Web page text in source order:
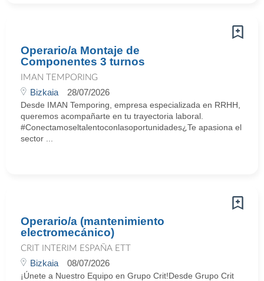
Operario/a Montaje de
Componentes 3 turnos
IMAN TEMPORING
Bizkaia 28/07/2026
Desde IMAN Temporing, empresa especializada en RRHH,
queremos acompañarte en tu trayectoria laboral.
#Conectamoseltalentoconlasoportunidades¿Te apasiona el
sector ...
Operario/a (mantenimiento
electromecánico)
CRIT INTERIM ESPAÑA ETT
Bizkaia 08/07/2026
¡Únete a Nuestro Equipo en Grupo Crit!Desde Grupo Crit